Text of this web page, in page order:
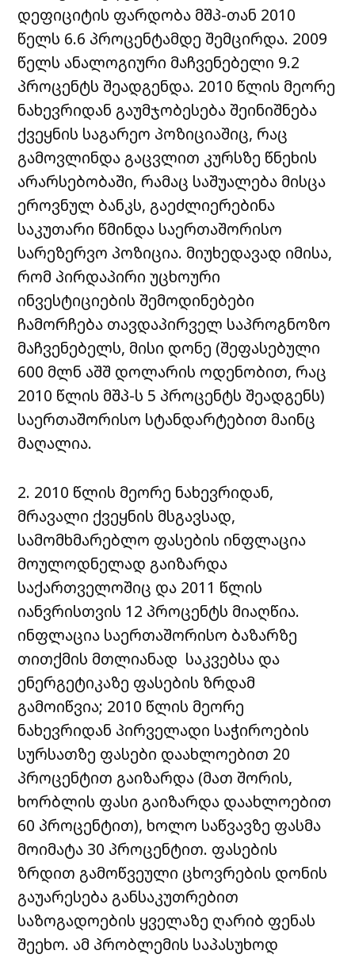
დეფიციტის ფარდობა მშპ-თან 2010
წელს 6.6 პროცენტამდე შემცირდა. 2009
წელს ანალოგიური მაჩვენებელი 9.2
პროცენტს შეადგენდა. 2010 წლის მეორე
ნახევრიდან გაუმჯობესება შეინიშნება
ქვეყნის საგარეო პოზიციაშიც, რაც
გამოვლინდა გაცვლით კურსზე წნეხის
არარსებობაში, რამაც საშუალება მისცა
ეროვნულ ბანკს, გაეძლიერებინა
საკუთარი წმინდა საერთაშორისო
სარეზერვო პოზიცია. მიუხედავად იმისა,
რომ პირდაპირი უცხოური
ინვესტიციების შემოდინებები
ჩამორჩება თავდაპირველ საპროგნოზო
მაჩვენებელს, მისი დონე (შეფასებული
600 მლნ აშშ დოლარის ოდენობით, რაც
2010 წლის მშპ-ს 5 პროცენტს შეადგენს)
საერთაშორისო სტანდარტებით მაინც
მაღალია.
2. 2010 წლის მეორე ნახევრიდან,
მრავალი ქვეყნის მსგავსად,
სამომხმარებლო ფასების ინფლაცია
მოულოდნელად გაიზარდა
საქართველოშიც და 2011 წლის
იანვრისთვის 12 პროცენტს მიაღწია.
ინფლაცია საერთაშორისო ბაზარზე
თითქმის მთლიანად საკვებსა და
ენერგეტიკაზე ფასების ზრდამ
გამოიწვია; 2010 წლის მეორე
ნახევრიდან პირველადი საჭიროების
სურსათზე ფასები დაახლოებით 20
პროცენტით გაიზარდა (მათ შორის,
ხორბლის ფასი გაიზარდა დაახლოებით
60 პროცენტით), ხოლო საწვავზე ფასმა
მოიმატა 30 პროცენტით. ფასების
ზრდით გამოწვეული ცხოვრების დონის
გაუარესება განსაკუთრებით
საზოგადოების ყველაზე ღარიბ ფენას
შეეხო. ამ პრობლემის საპასუხოდ